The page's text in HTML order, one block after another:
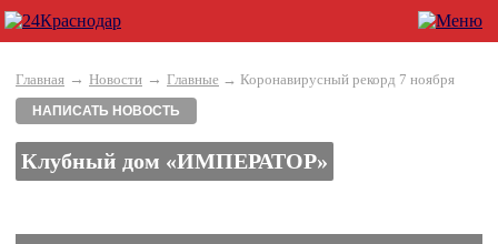
Главная → Новости → Главные → Коронавирусный рекорд 7 ноября
НАПИСАТЬ НОВОСТЬ
Клубный дом «ИМПЕРАТОР»